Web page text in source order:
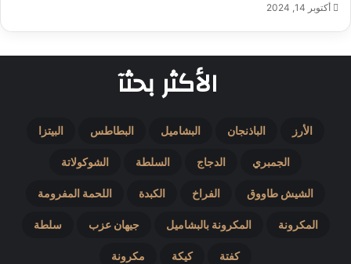
أكتوبر 14, 2024
الأكثر بحثآ
الأرز الباذنجان البشاميل البطاطس البيتزا
الجمبري الدجاج السلطة الشوكولاتة
الشيش طاووق الفراخ الكبدة اللحمة المفرومة
المكرونة المكرونة بالبشاميل جيهان عزب سلطة
كفتة كيكة مكرونة